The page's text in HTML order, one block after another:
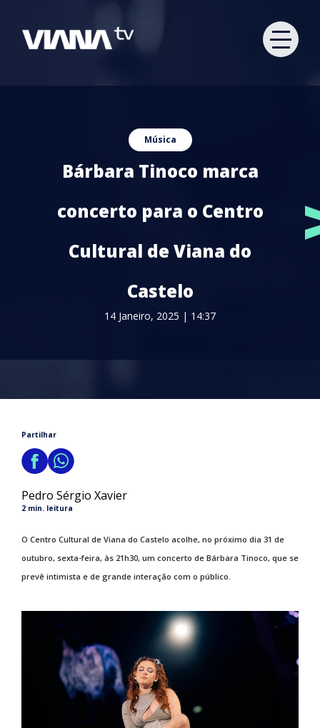
Música
Bárbara Tinoco marca
concerto para o Centro
Cultural de Viana do
Castelo
14 Janeiro, 2025 | 14:37
Partilhar
Pedro Sérgio Xavier
2 min. leitura
O Centro Cultural de Viana do Castelo acolhe, no próximo dia 31 de
outubro, sexta-feira, às 21h30, um concerto de Bárbara Tinoco, que se
prevê intimista e de grande interação com o público.